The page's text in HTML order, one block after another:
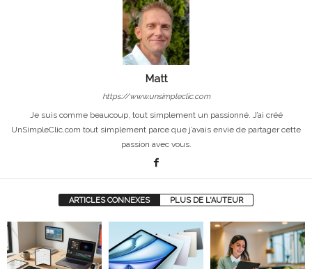
Matt
https://www.unsimpleclic.com
Je suis comme beaucoup, tout simplement un passionné. J’ai créé
UnSimpleClic.com tout simplement parce que j’avais envie de partager cette
passion avec vous.
ARTICLES CONNEXES PLUS DE L'AUTEUR